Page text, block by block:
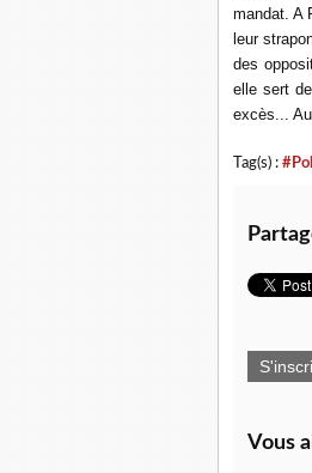
mandat. A
leur
des
elle sert
excès...
Tag(s) :
Vous